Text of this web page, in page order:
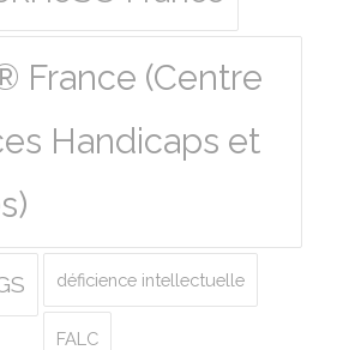
France (Centre
Handicaps et
déficience intellectuelle
FALC